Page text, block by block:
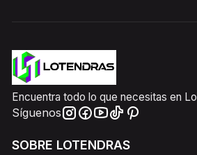
Encuentra todo lo que necesitas en
Síguenos
SOBRE LOTENDRAS